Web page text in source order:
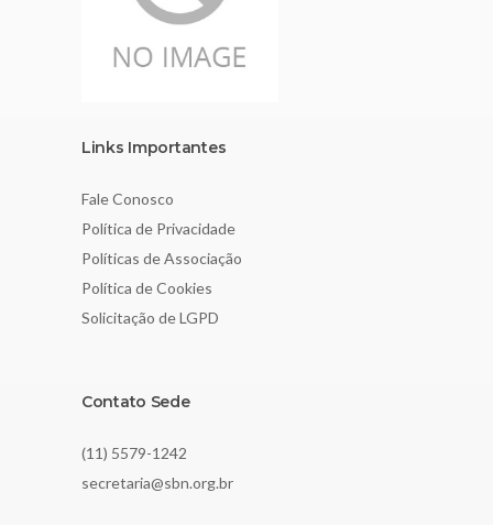
Links Importantes
Fale Conosco
Política de Privacidade
Políticas de Associação
Política de Cookies
Solicitação de LGPD
Contato Sede
(11) 5579-1242
secretaria@sbn.org.br